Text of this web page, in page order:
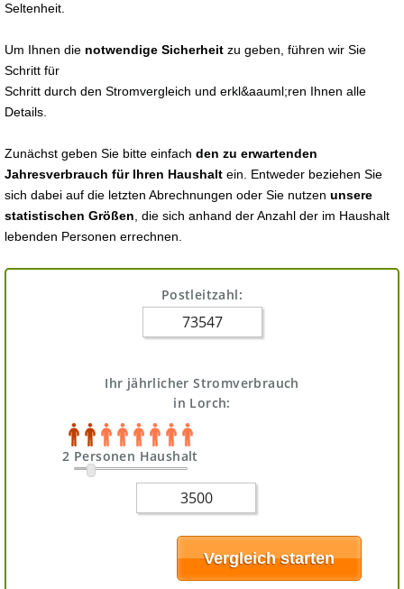
Seltenheit.
Um Ihnen die notwendige Sicherheit zu geben, führen wir Sie
Schritt für
Schritt durch den Stromvergleich und erkl&aauml;ren Ihnen alle
Details.
Zunächst geben Sie bitte einfach den zu erwartenden
Jahresverbrauch für Ihren Haushalt ein. Entweder beziehen Sie
sich dabei auf die letzten Abrechnungen oder Sie nutzen unsere
statistischen Größen , die sich anhand der Anzahl der im Haushalt
lebenden Personen errechnen.
Postleitzahl:
Ihr jährlicher Stromverbrauch
in Lorch:
2 Personen Haushalt